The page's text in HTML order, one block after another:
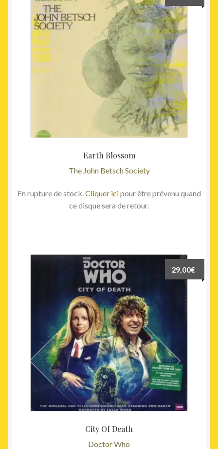
Earth Blossom
The John Betsch Society
En rupture de stock.Cliquer icipour être prévenu quand
ce disque sera de retour.
City Of Death
Doctor Who
29,00€